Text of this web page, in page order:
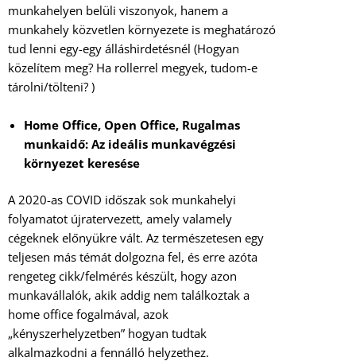
munkahelyen belüli viszonyok, hanem a
munkahely közvetlen környezete is meghatározó
tud lenni egy-egy álláshirdetésnél (Hogyan
közelítem meg? Ha rollerrel megyek, tudom-e
tárolni/tölteni? )
Home Office, Open Office, Rugalmas
munkaidő: Az ideális munkavégzési
környezet keresése
A 2020-as COVID időszak sok munkahelyi
folyamatot újratervezett, amely valamely
cégeknek előnyükre vált. Az természetesen egy
teljesen más témát dolgozna fel, és erre azóta
rengeteg cikk/felmérés készült, hogy azon
munkavállalók, akik addig nem találkoztak a
home office fogalmával, azok
„kényszerhelyzetben” hogyan tudtak
alkalmazkodni a fennálló helyzethez.